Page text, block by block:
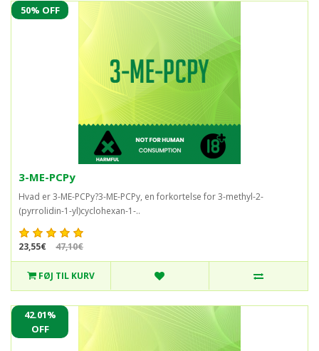
50% OFF
3-ME-PCPy
Hvad er 3-ME-PCPy?3-ME-PCPy, en forkortelse for 3-methyl-2-
(pyrrolidin-1-yl)cyclohexan-1-..
23,55€ 47,10€
FØJ TIL KURV
42.01%
OFF